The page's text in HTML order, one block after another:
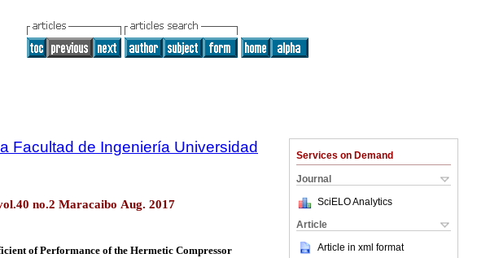
Services on Demand
Journal
SciELO Analytics
Article
Article in xml format
Facultad de Ingeniería Universidad
no.2 Maracaibo Aug. 2017
of Performance of the Hermetic Compressor